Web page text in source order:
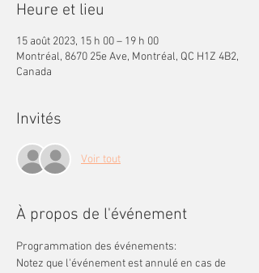
Heure et lieu
15 août 2023, 15 h 00 – 19 h 00
Montréal, 8670 25e Ave, Montréal, QC H1Z 4B2,
Canada
Invités
Voir tout
À propos de l'événement
Programmation des événements:
Notez que l'événement est annulé en cas de